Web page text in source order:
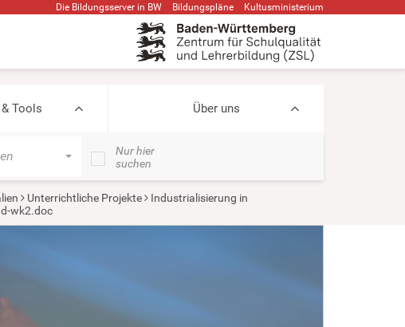
Die Bildungsserver in BW Bildungspläne Kultusministerium
Tools Über uns
Nur hier
suchen
Unterrichtliche Projekte
Industrialisierung in
wk2.doc